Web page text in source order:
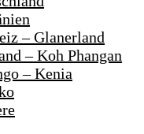
Glanerland
Koh Phangan
Kenia